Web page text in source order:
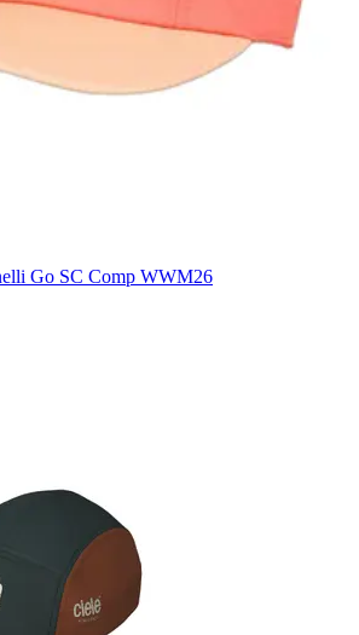
Go SC Comp WWM26